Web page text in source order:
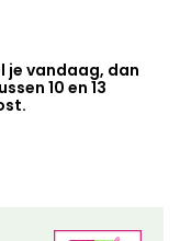
je vandaag, dan
10 en 13